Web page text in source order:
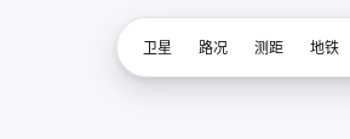
卫星 路况 测距 地铁